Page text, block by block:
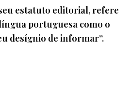
estatuto editorial, refere
portuguesa como o
desígnio de informar”.